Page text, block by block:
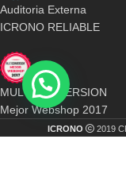
Auditoria Externa
ICRONO RELIABLE
MULTICONVERSION
Mejor Webshop 2017
ICRONO 2019